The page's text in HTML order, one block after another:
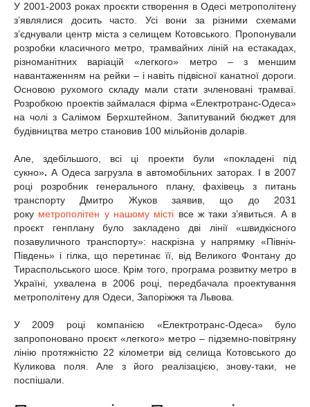
У 2001-2003 роках проєкти створення в Одесі метрополітену
з’являлися досить часто. Усі вони за різними схемами
з’єднували центр міста з селищем Котовського. Пропонували
розробки класичного метро, трамвайних ліній на естакадах,
різноманітних варіацій «легкого» метро – з меншим
навантаженням на рейки – і навіть підвісної канатної дороги.
Основою рухомого складу мали стати зчленовані трамваї.
Розробкою проектів займалася фірма «Електротранс-Одеса»
на чолі з Салімом Берхштейном. Запитуваний бюджет для
будівництва метро становив 100 мільйонів доларів.
Але, здебільшого, всі ці проекти були «покладені під
сукно». А Одеса загрузла в автомобільних заторах. І в 2007
році розробник генерального плану, фахівець з питань
транспорту Дмитро Жуков заявив, що до 2031
року метрополітен у нашому місті все ж таки з’явиться. А в
проєкт генплану було закладено дві лінії «швидкісного
позавуличного транспорту»: наскрізна у напрямку «Північ-
Південь» і гілка, що перетинає її, від Великого Фонтану до
Тираспольського шосе. Крім того, програма розвитку метро в
Україні, ухвалена в 2006 році, передбачала проектування
метрополітену для Одеси, Запоріжжя та Львова.
У 2009 році компанією «Електротранс-Одеса» було
запропоновано проєкт «легкого» метро – підземно-повітряну
лінію протяжністю 22 кілометри від селища Котовського до
Куликова поля. Але з його реалізацією, знову-таки, не
поспішали.